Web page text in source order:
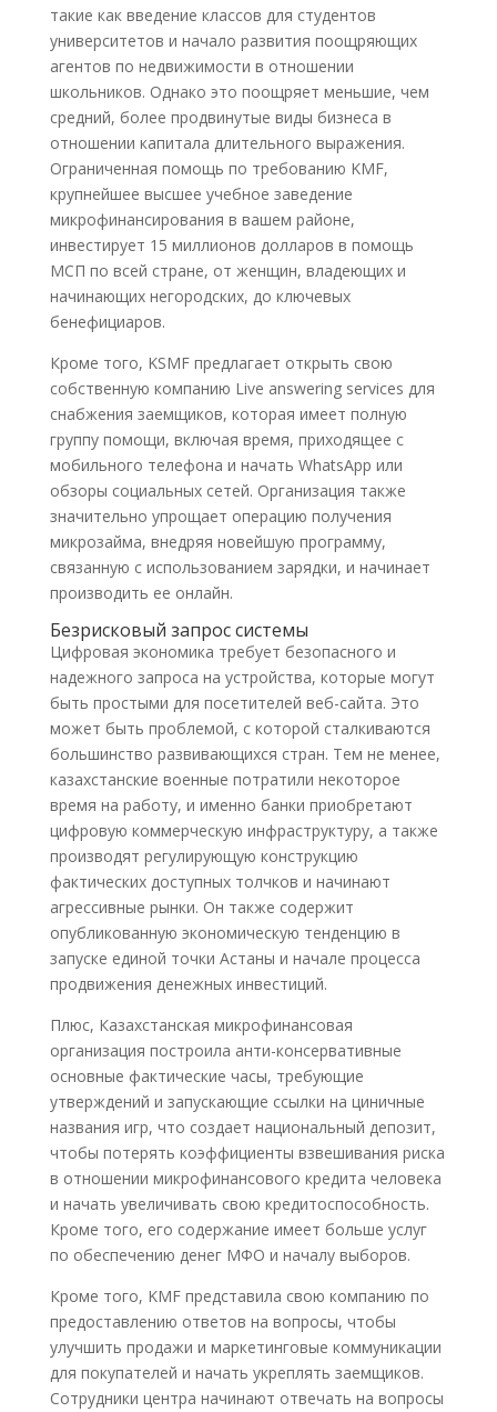
такие как введение классов для студентов
университетов и начало развития поощряющих
агентов по недвижимости в отношении
школьников. Однако это поощряет меньшие, чем
средний, более продвинутые виды бизнеса в
отношении капитала длительного выражения.
Ограниченная помощь по требованию KMF,
крупнейшее высшее учебное заведение
микрофинансирования в вашем районе,
инвестирует 15 миллионов долларов в помощь
МСП по всей стране, от женщин, владеющих и
начинающих негородских, до ключевых
бенефициаров.
Кроме того, KSMF предлагает открыть свою
собственную компанию Live answering services для
снабжения заемщиков, которая имеет полную
группу помощи, включая время, приходящее с
мобильного телефона и начать WhatsApp или
обзоры социальных сетей. Организация также
значительно упрощает операцию получения
микрозайма, внедряя новейшую программу,
связанную с использованием зарядки, и начинает
производить ее онлайн.
Безрисковый запрос системы
Цифровая экономика требует безопасного и
надежного запроса на устройства, которые могут
быть простыми для посетителей веб-сайта. Это
может быть проблемой, с которой сталкиваются
большинство развивающихся стран. Тем не менее,
казахстанские военные потратили некоторое
время на работу, и именно банки приобретают
цифровую коммерческую инфраструктуру, а также
производят регулирующую конструкцию
фактических доступных толчков и начинают
агрессивные рынки. Он также содержит
опубликованную экономическую тенденцию в
запуске единой точки Астаны и начале процесса
продвижения денежных инвестиций.
Плюс, Казахстанская микрофинансовая
организация построила анти-консервативные
основные фактические часы, требующие
утверждений и запускающие ссылки на циничные
названия игр, что создает национальный депозит,
чтобы потерять коэффициенты взвешивания риска
в отношении микрофинансового кредита человека
и начать увеличивать свою кредитоспособность.
Кроме того, его содержание имеет больше услуг
по обеспечению денег МФО и началу выборов.
Кроме того, KMF представила свою компанию по
предоставлению ответов на вопросы, чтобы
улучшить продажи и маркетинговые коммуникации
для покупателей и начать укреплять заемщиков.
Сотрудники центра начинают отвечать на вопросы